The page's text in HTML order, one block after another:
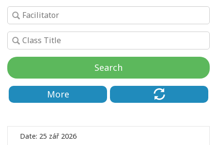
CONTACT
SEARCH Search
More
Date: 25 zář 2026